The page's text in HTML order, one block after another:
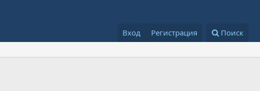
Вход Регистрация Поиск